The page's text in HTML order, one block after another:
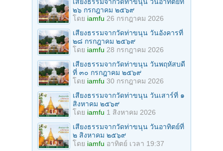
เสียงธรรมจากวัดท่าขนุน วันอาทิตย์ที่
๒๖ กรกฎาคม ๒๕๖๙
โดย iamfu 26 กรกฎาคม 2026
เสียงธรรมจากวัดท่าขนุน วันอังคารที่
๒๘ กรกฎาคม ๒๕๖๙
โดย iamfu 28 กรกฎาคม 2026
เสียงธรรมจากวัดท่าขนุน วันพฤหัสบดี
ที่ ๓๐ กรกฎาคม ๒๕๖๙
โดย iamfu 30 กรกฎาคม 2026
เสียงธรรมจากวัดท่าขนุน วันเสาร์ที่ ๑
สิงหาคม ๒๕๖๙
โดย iamfu 1 สิงหาคม 2026
เสียงธรรมจากวัดท่าขนุน วันอาทิตย์ที่
๒ สิงหาคม ๒๕๖๙
โดย iamfu อาทิตย์ เวลา 19:37